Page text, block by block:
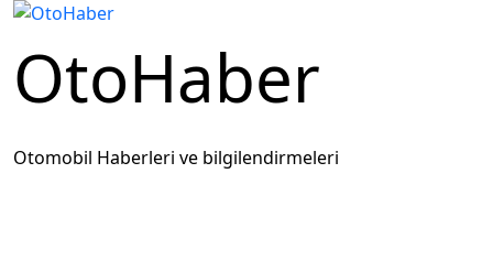
OtoHaber
Otomobil Haberleri ve bilgilendirmeleri